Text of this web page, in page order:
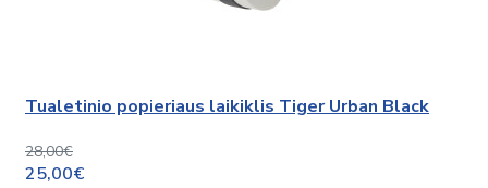
Tualetinio popieriaus laikiklis Tiger Urban Black
28,00€
25,00€